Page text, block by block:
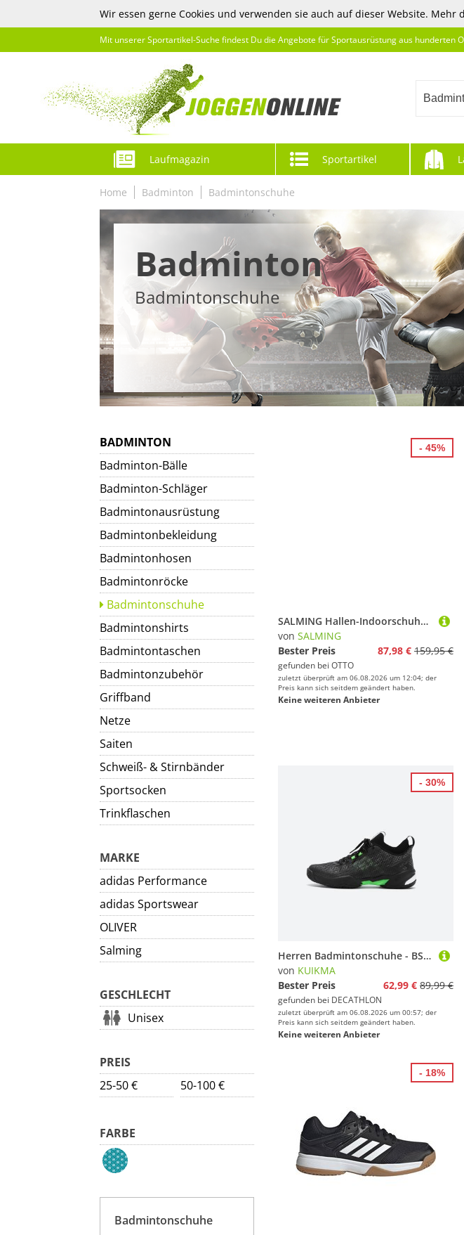
Wir essen gerne Cookies und verwenden sie auch auf dieser Website. Mehr
Mit unserer Sportartikel-Suche findest Du die Angebote für Sportausrüstung aus hunderten
Laufmagazin Sportartikel
Home Badminton Badmintonschuhe
Badminton
Badmintonschuhe
BADMINTON
Badminton-Bälle
Badminton-Schläger
Badmintonausrüstung
Badmintonbekleidung
Badmintonhosen
Badmintonröcke
Badmintonschuhe
Badmintonshirts
Badmintontaschen
Badmintonzubehör
Griffband
Netze
Saiten
Schweiß- & Stirnbänder
Sportsocken
Trinkflaschen
MARKE
adidas Performance
adidas Sportswear
OLIVER
Salming
GESCHLECHT
Unisex
PREIS
25-50 €
50-100 €
FARBE
Badmintonschuhe
SALMING Hallen-Indoorschuhe Hawk weiss Damen Squashschuh
von SALMING
Bester Preis
87,98 € 159,95 €
gefunden bei OTTO
zuletzt überprüft am 06.08.2026 um 12:04; der
Preis kann sich seitdem geändert haben.
Keine weiteren Anbieter
- 45%
Herren Badmintonschuhe - BS Perform 990 Pro schwarz/fluo
von KUIKMA
Bester Preis
62,99 € 89,99 €
gefunden bei DECATHLON
zuletzt überprüft am 06.08.2026 um 00:57; der
Preis kann sich seitdem geändert haben.
Keine weiteren Anbieter
- 30%
- 18%